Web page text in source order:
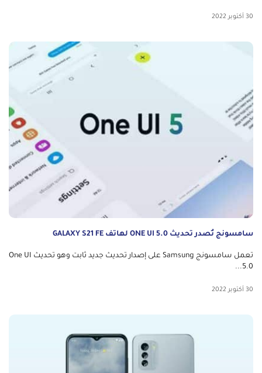
30 أكتوبر 2022
سامسونج تُصدر تحديث ONE UI 5.0 لهاتف GALAXY S21 FE
تعمل سامسونج Samsung على إصدار تحديث جديد ثابت وهو تحديث One UI
5.0...
30 أكتوبر 2022